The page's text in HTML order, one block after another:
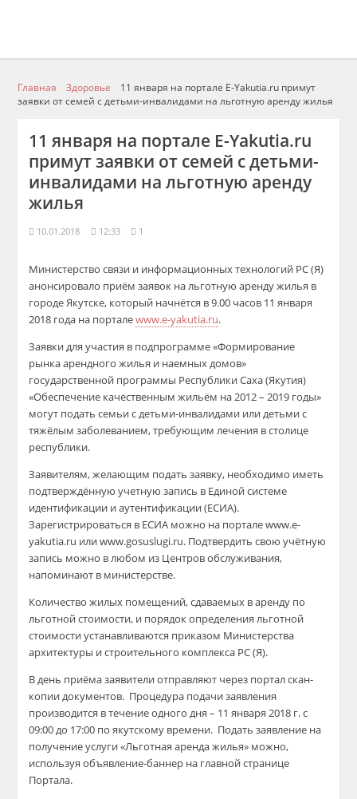
Главная Здоровье
11 января на портале E-Yakutia.ru примут
заявки от семей с детьми-инвалидами на льготную аренду жилья
11 января на портале E-Yakutia.ru
примут заявки от семей с детьми-
инвалидами на льготную аренду
жилья
10.01.2018 12:33 1
Министерство связи и информационных технологий РС (Я)
анонсировало приём заявок на льготную аренду жилья в
городе Якутске, который начнётся в 9.00 часов 11 января
2018 года на порталеwww.e-yakutia.ru.
Заявки для участия в подпрограмме «Формирование
рынка арендного жилья и наемных домов»
государственной программы Республики Саха (Якутия)
«Обеспечение качественным жильём на 2012 – 2019 годы»
могут подать семьи с детьми-инвалидами или детьми с
тяжёлым заболеванием, требующим лечения в столице
республики.
Заявителям, желающим подать заявку, необходимо иметь
подтверждённую учетную запись в Единой системе
идентификации и аутентификации (ЕСИА).
Зарегистрироваться в ЕСИА можно на портале www.e-
yakutia.ru или www.gosuslugi.ru. Подтвердить свою учётную
запись можно в любом из Центров обслуживания,
напоминают в министерстве.
Количество жилых помещений, сдаваемых в аренду по
льготной стоимости, и порядок определения льготной
стоимости устанавливаются приказом Министерства
архитектуры и строительного комплекса РС (Я).
В день приёма заявители отправляют через портал скан-
копии документов. Процедура подачи заявления
производится в течение одного дня – 11 января 2018 г. с
09:00 до 17:00 по якутскому времени. Подать заявление на
получение услуги «Льготная аренда жилья» можно,
используя объявление-баннер на главной странице
Портала.